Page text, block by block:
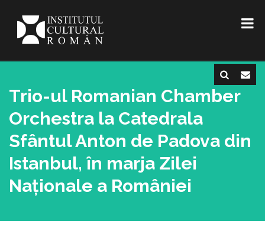
Trio-ul Romanian Chamber
Orchestra la Catedrala
Sfântul Anton de Padova din
Istanbul, în marja Zilei
Naționale a României